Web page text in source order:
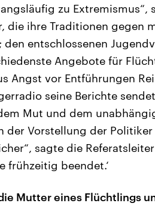
zu Extremismus“,
die ihre Traditionen gegen
entschlossenen
Angebote für
Angst vor Entführungen
seine Berichte
Mut und dem
der Vorstellung der
sagte die
frühzeitig beendet.‘
Mutter eines Flüchtlings